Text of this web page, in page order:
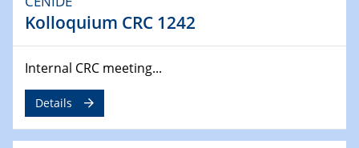
04.02.2024 - 05.02.2024
ZBT Wasserstofftage
Das Technikforum für Wirtschaft und Wissenschaft
07.02.2024
Online-Veranstaltung „Verbundprojekte in
Horizont Europa: Ein Überblick“
Kolloquium CRC 1242
Internal CRC meeting...
Details